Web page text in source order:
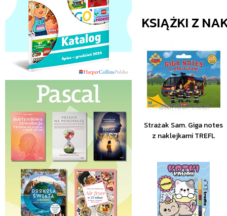
KSIĄŻKI Z
Strażak Sam. Giga notes
z naklejkami TREFL